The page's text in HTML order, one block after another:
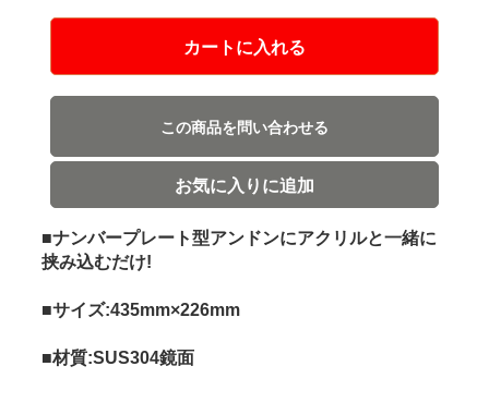
カートに入れる
この商品を問い合わせる
お気に入りに追加
■ナンバープレート型アンドンにアクリルと一緒に
挟み込むだけ!
■サイズ:435mm×226mm
■材質:SUS304鏡面